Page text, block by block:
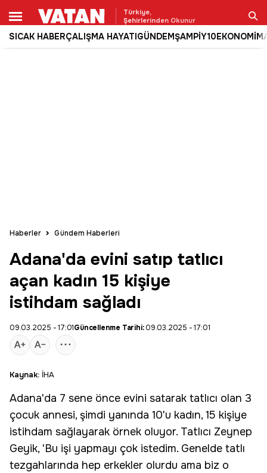
Türkiye,
Şehirlerinden Okunur
SICAK HABERÇALIŞMA HAYATIGÜNDEMŞAMPİY10EKONOMİ
Ara
Haberler Gündem Haberleri
Adana'da evini satıp tatlıcı
açan kadın 15 kişiye
istihdam sağladı
09.03.2025 - 17:01Güncellenme Tarihi:09.03.2025 - 17:01
Kaynak: İHA
Adana'da 7 sene önce evini satarak tatlıcı olan 3
çocuk annesi, şimdi yanında 10'u kadın, 15 kişiye
istihdam sağlayarak örnek oluyor. Tatlıcı Zeynep
Geyik, 'Bu işi yapmayı çok istedim. Genelde tatlı
tezgahlarında hep erkekler olurdu ama biz o